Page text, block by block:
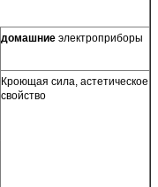
домашние электроприборы
Кроющая сила, астетическое
свойство